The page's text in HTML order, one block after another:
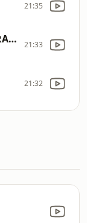
21:35
O TEMPO E A TEMPERATURA confira a previsão do tempo para a Região Sul nesta sexta 21:33
21:32